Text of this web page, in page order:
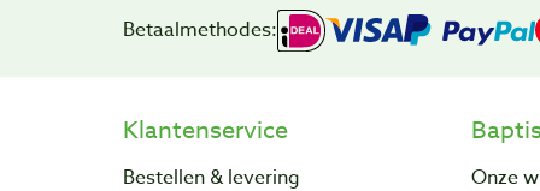
Betaalmethodes:
Klantenservice
Bestellen & levering
Onze